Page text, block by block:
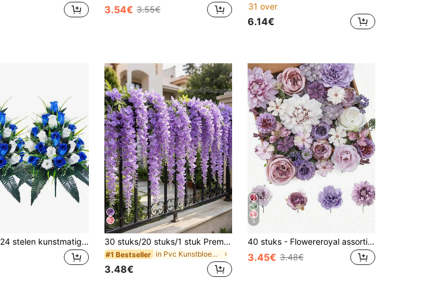
3.54€ 3.55€
31 over
6.14€
2 pakken 24 stelen kunstmatige herdenkingsbloemen voor begraafplaats, weerbestendig begraafplaatsboeket, geschikt voor buitenbegraafplaats en grafsteenversiering (vaas niet inbegrepen) 30 stuks/20 stuks/1 stuk Premium Kunstmatige Paarse Glicine, Dichte Paarse Kunstmatige Glicine Rank Hangende Stengels Vezel, Kunstmatige Glicine Ranken, Kunstmatige Buitenbloemen, Feestdecoratie, Bloemenrank Decoratie, Woondecoratie, Buitendecoratie, Tuindecoratie, Geschikt voor Bruiloftsdecoratie, Hotel, Feest, Tuinfeest, Tuin, Geschikt voor Diverse Binnen- en Buitendecoraties, Alle Seizoenen, Duurzaam en Mooi
#1 Bestseller in Pvc Kunstbloemen
3.48€
5
40 stuks - Flowereroyal assortiment kunstbloemen, paarse gemengde zijden bloemen, dahlia en roos met stelen, geschikt voor DIY bruidsboeketten, baby showers, bloemstukken, tafeldecoraties, woondecoratie
3.45€ 3.48€